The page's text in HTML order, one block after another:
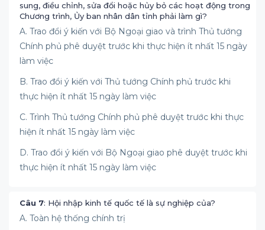
sung, điều chỉnh, sửa đổi hoặc hủy bỏ các hoạt động trong
Chương trình, Ủy ban nhân dân tỉnh phải làm gì?
A. Trao đổi ý kiến với Bộ Ngoại giao và trình Thủ tướng
Chính phủ phê duyệt trước khi thực hiện ít nhất 15 ngày
làm việc
B. Trao đổi ý kiến với Thủ tướng Chính phủ trước khi
thực hiện ít nhất 15 ngày làm việc
C. Trình Thủ tướng Chính phủ phê duyệt trước khi thực
hiện ít nhất 15 ngày làm việc
D. Trao đổi ý kiến với Bộ Ngoại giao phê duyệt trước khi
thực hiện ít nhất 15 ngày làm việc
Câu 7: Hội nhập kinh tế quốc tế là sự nghiệp của?
A. Toàn hệ thống chính trị